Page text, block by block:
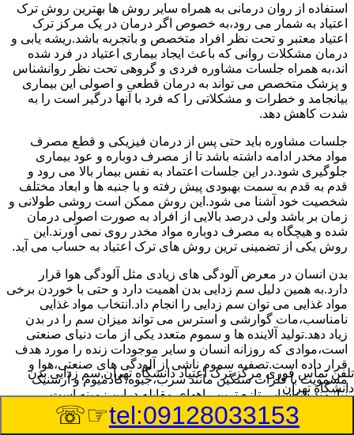
استفاده از روان درمانی به همراه سایر روش ها بهترین روش ترک
اعتیاد به شمار می رود،به خصوص اگر درمان در یک مرکز ترک
اعتیاد معتبر و تحت نظر افراد متخصص و باتجربه باشد.ریشه یابی و
درمان مشکلات روانی که باعث ایجاد بیماری اعتیاد در فرد شده
اند،به همراه جلسات مشاوره فردی و گروهی تحت نظر روانشناس
و پزشک متخصص می تواند به درمان قطعی و اصولی این بیماری
بیانجامد و خطرات و مشکلاتی را که فرد با آنها درگیر است را به
شدت کاهش دهد.
جلسات مشاوره باید حتی پس از درمان فیزیکی و قطع مصرف
مواد مخدر ادامه داشته باشد تا از مصرف دوباره و عود بیماری
جلوگیری شود.در این جلسات اعتماد به نفس بیمار بالا می رود و
قدم به قدم به سمت بهبودی پیش رفته و با جنبه ها و ابعاد مختلف
شخصیت خود آشنا می شود.این روش ممکن است روشی طولانی و
زمان بر باشد ولی درصد بالایی از افراد به صورت اصولی درمان
شده و هیچگاه به مصرف دوباره مواد مخدر روی نمی آورند.این
روش یکی از تضمینی ترین روش های ترک اعتیاد به حساب می آید.
بدن انسان در معرض آلودگی های زیادی مثل آلودگی هوا قرار
دارد.به همین دلیل سم زدایی بدن اهمیت دارد و حتی با خوردن برخی
مواد غذایی می توان سم زدایی را انجام داد.انتخاب مواد غذایی
نامناسب،مات گوارشی و استرس می تواند میزان سم را در بدن
زیاد دهد.تولید آلاینده ها و سموم متعدد یکی از مات دنیای صنعتی
است،موادی که روزانه انسان و سایر موجودات زنده را مورد هدف
قرار داده است.تصفیه سموم ناشی از آلودگی های صنعتی،هوا و
مسمویت با فلزات سنگین مانند سرب،جیوه،کادمیوم و آرسنیک
نیازمند شناسایی تازه ترین راههای مقابله دراین زمینه است.
سم زدایی بدن در دانشگاه تهران
تلفن تماس فوریمرکز ترک اعتیاد دانشگاه تهران,سم زدایی بدن
دانشگاه تهران
tel:09128033153
☞☏